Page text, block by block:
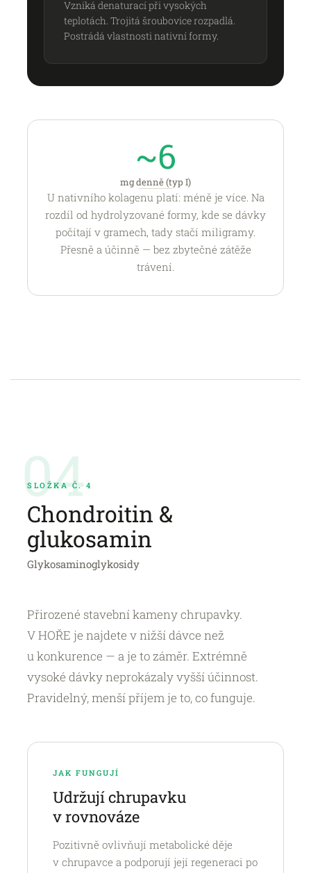
Vzniká denaturací při vysokých
teplotách. Trojitá šroubovice rozpadlá.
Postrádá vlastnosti nativní formy.
~6
mg denně (typ I)
U nativního kolagenu platí: méně je více. Na
rozdíl od hydrolyzované formy, kde se dávky
počítají v gramech, tady stačí miligramy.
Přesně a účinně — bez zbytečné zátěže
trávení.
04
SLOŽKA Č. 4
Chondroitin &
glukosamin
Glykosaminoglykosidy
Přirozené stavební kameny chrupavky.
V HOŘE je najdete v nižší dávce než
u konkurence — a je to záměr. Extrémně
vysoké dávky neprokázaly vyšší účinnost.
Pravidelný, menší příjem je to, co funguje.
JAK FUNGUJÍ
Udržují chrupavku
v rovnováze
Pozitivně ovlivňují metabolické děje
v chrupavce a podporují její regeneraci po